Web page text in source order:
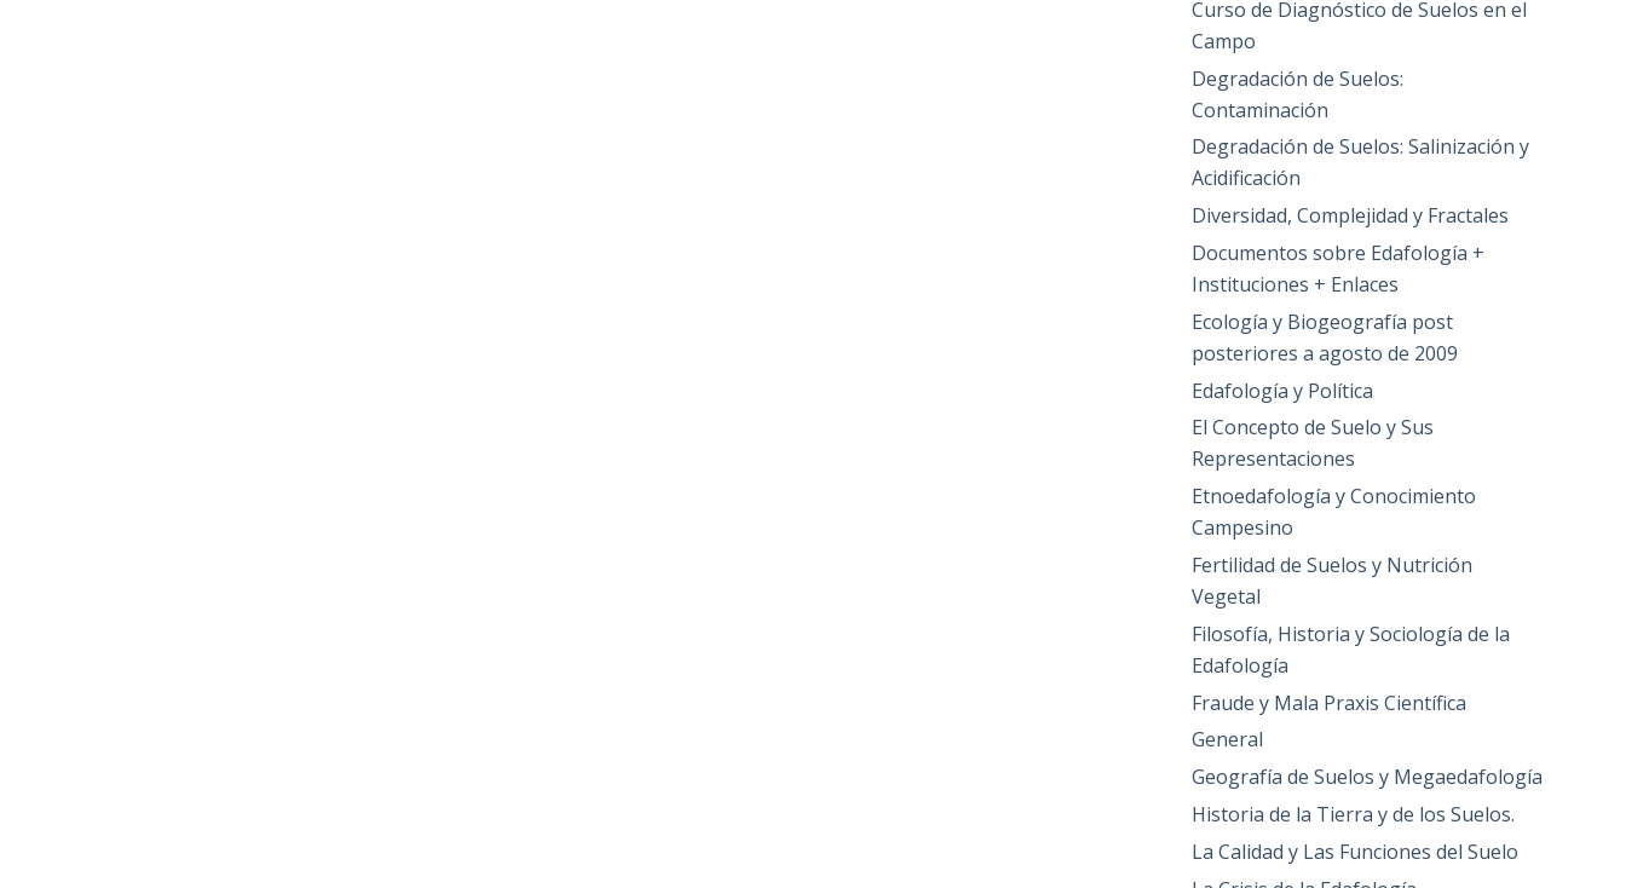
Curso de Diagnóstico de Suelos en el
Campo
Degradación de Suelos:
Contaminación
Degradación de Suelos: Salinización y
Acidificación
Diversidad, Complejidad y Fractales
Documentos sobre Edafología +
Instituciones + Enlaces
Ecología y Biogeografía post
posteriores a agosto de 2009
Edafología y Política
El Concepto de Suelo y Sus
Representaciones
Etnoedafología y Conocimiento
Campesino
Fertilidad de Suelos y Nutrición
Vegetal
Filosofía, Historia y Sociología de la
Edafología
Fraude y Mala Praxis Científica
General
Geografía de Suelos y Megaedafología
Historia de la Tierra y de los Suelos.
La Calidad y Las Funciones del Suelo